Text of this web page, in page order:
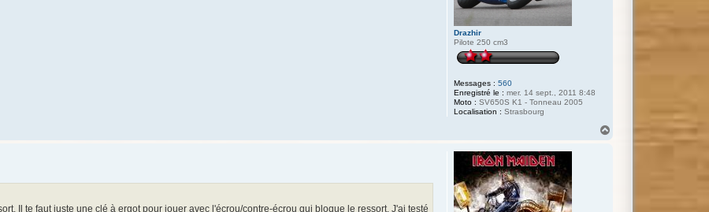
Drazhir
Pilote 250 cm3
Messages : 560
Enregistré le : mer. 14 sept., 2011 8:48
Moto : SV650S K1 - Tonneau 2005
Localisation : Strasbourg
Il te faut juste une clé à ergot pour jouer avec l'écrou/contre-écrou qui bloque le ressort. J'ai testé